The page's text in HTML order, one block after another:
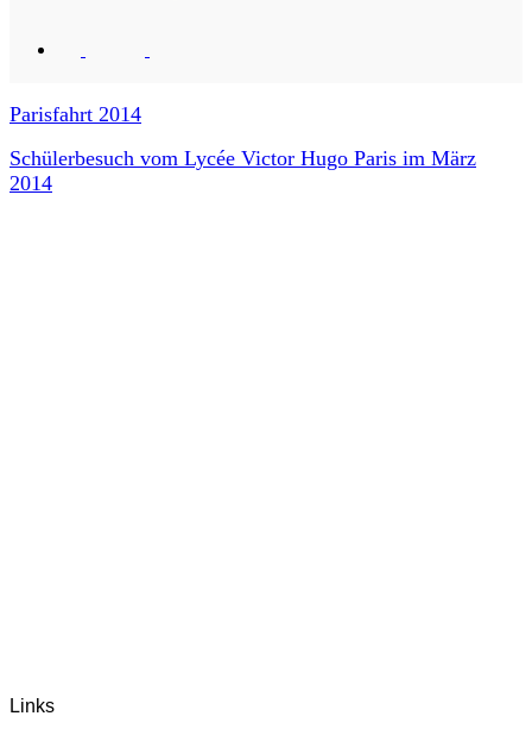
Parisfahrt 2014
Schülerbesuch vom Lycée Victor Hugo Paris im März
2014
Links